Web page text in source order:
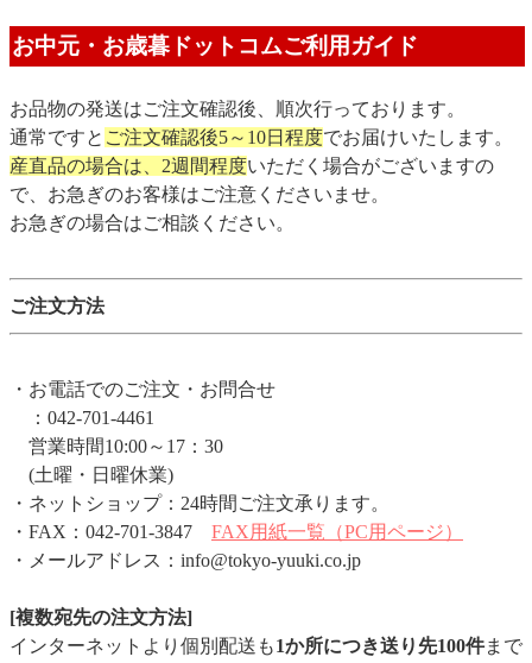
お中元・お歳暮ドットコムご利用ガイド
お品物の発送はご注文確認後、順次行っております。
通常ですと ご注文確認後5～10日程度でお届けいたします。
産直品の場合は、2週間程度いただく場合がございますの
で、お急ぎのお客様はご注意くださいませ。
お急ぎの場合はご相談ください。
ご注文方法
・お電話でのご注文・お問合せ
：042-701-4461
営業時間10:00～17：30
(土曜・日曜休業)
・ネットショップ：24時間ご注文承ります。
・FAX：042-701-3847 FAX用紙一覧（PC用ページ）
・メールアドレス：info@tokyo-yuuki.co.jp
[複数宛先の注文方法]
インターネットより個別配送も1か所につき送り先100件まで